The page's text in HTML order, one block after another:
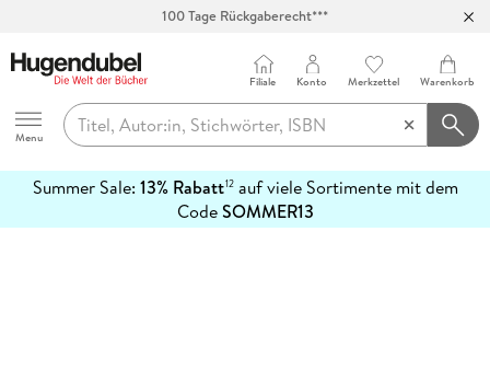
100 Tage Rückgaberecht***
Hugendubel
Menu
Filiale Konto Merkzettel Warenkorb
Summer Sale: 13% Rabatt12auf viele Sortimente mit dem
CodeSOMMER13
erfahren